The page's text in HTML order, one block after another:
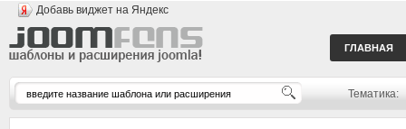
Добавь виджет на Яндекс
ГЛАВНАЯ
Тематика: